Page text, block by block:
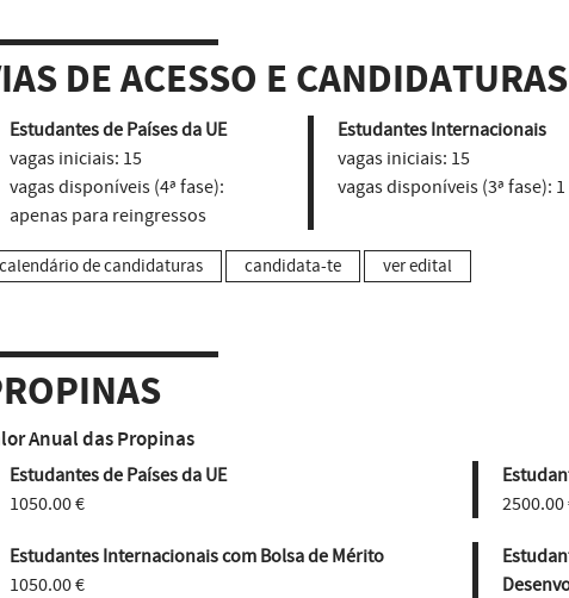
DE ACESSO E CANDIDATURAS
Estudantes de Países da UE
vagas iniciais: 15
vagas disponíveis (4ª fase):
apenas para reingressos
Estudantes Internacionais
vagas iniciais: 15
vagas disponíveis (3ª fase): 1
calendário de candidaturas candidata-te ver edital
Anual das Propinas
Estudantes de Países da UE
1050.00 €
2500.00
Estudantes Internacionais com Bolsa de Mérito
1050.00 €